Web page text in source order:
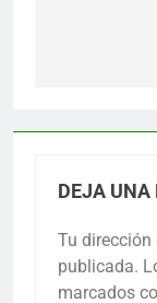
DEJA UNA
Tu dirección
publicada.
marcados